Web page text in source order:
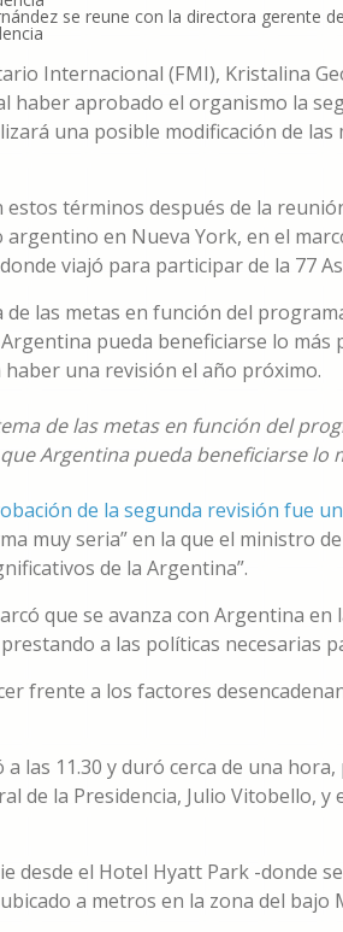
se reune con la directora gerente
Internacional (FMI), Kristalina
haber aprobado el organismo la
una posible modificación de
estos términos después de la
argentino en Nueva York, en el
viajó para participar de la 77
las metas en función del
pueda beneficiarse lo
una revisión el año próximo.
de las metas en función del
Argentina pueda beneficiarse lo
de la segunda revisión fue
muy seria” en la que el ministro
de la Argentina”.
que se avanza con Argentina en
a las políticas necesarias
frente a los factores
las 11.30 y duró cerca de una
de la Presidencia, Julio Vitobello, y
desde el Hotel Hyatt Park -donde
a metros en la zona del bajo